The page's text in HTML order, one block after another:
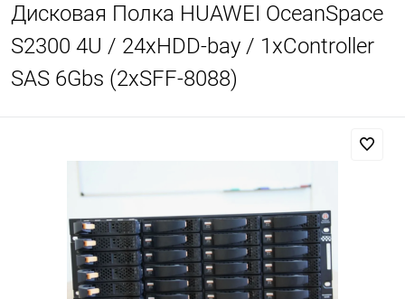
Дисковая Полка HUAWEI OceanSpace
S2300 4U / 24xHDD-bay / 1xController
SAS 6Gbs (2xSFF-8088)